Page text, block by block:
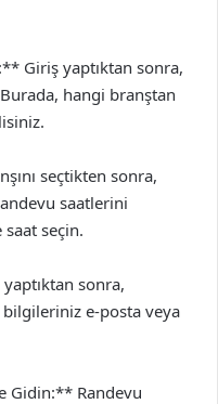
Giriş yaptıktan sonra,
Burada, hangi branştan
seçtikten sonra,
saatlerini
seçin.
sonra,
e-posta veya
Gidin:** Randevu